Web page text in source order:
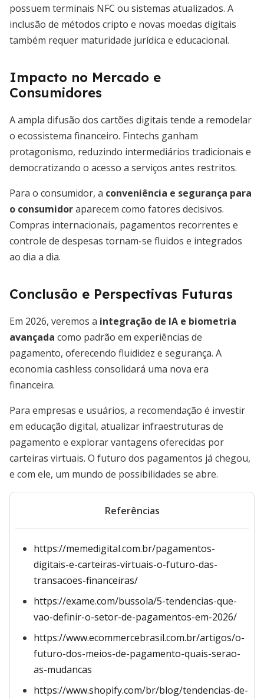
possuem terminais NFC ou sistemas atualizados. A
inclusão de métodos cripto e novas moedas digitais
também requer maturidade jurídica e educacional.
Impacto no Mercado e
Consumidores
A ampla difusão dos cartões digitais tende a remodelar
o ecossistema financeiro. Fintechs ganham
protagonismo, reduzindo intermediários tradicionais e
democratizando o acesso a serviços antes restritos.
Para o consumidor, a conveniência e segurança para
o consumidoraparecem como fatores decisivos.
Compras internacionais, pagamentos recorrentes e
controle de despesas tornam-se fluidos e integrados
ao dia a dia.
Conclusão e Perspectivas Futuras
Em 2026, veremos a integração de IA e biometria
avançada como padrão em experiências de
pagamento, oferecendo fluididez e segurança. A
economia cashless consolidará uma nova era
financeira.
Para empresas e usuários, a recomendação é investir
em educação digital, atualizar infraestruturas de
pagamento e explorar vantagens oferecidas por
carteiras virtuais. O futuro dos pagamentos já chegou,
e com ele, um mundo de possibilidades se abre.
Referências
https://memedigital.com.br/pagamentos-
digitais-e-carteiras-virtuais-o-futuro-das-
transacoes-financeiras/
https://exame.com/bussola/5-tendencias-que-
vao-definir-o-setor-de-pagamentos-em-2026/
https://www.ecommercebrasil.com.br/artigos/o-
futuro-dos-meios-de-pagamento-quais-serao-
as-mudancas
https://www.shopify.com/br/blog/tendencias-de-